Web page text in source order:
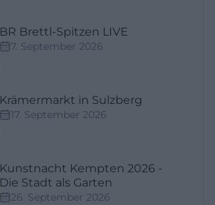
BR Brettl-Spitzen LIVE
7. September 2026
Krämermarkt in Sulzberg
17. September 2026
Kunstnacht Kempten 2026 -
Die Stadt als Garten
26. September 2026